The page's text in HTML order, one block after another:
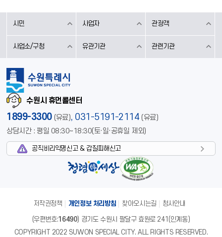
시민 사업자 관광객
사업소/구청 유관기관 관련기관
수원시 휴먼콜센터
1899-3300 (유료), 031-5191-2114 (유료)
상담시간 : 평일 08:30~18:30(토·일·공휴일 제외)
공직비리익명신고 & 갑질피해신고
저작권정책 개인정보 처리방침 찾아오시는길 청사안내
(우편번호:16490) 경기도 수원시 팔달구 효원로 241(인계동)
COPYRIGHT 2022 SUWON SPECIAL CITY. ALL RIGHTS RESERVED.